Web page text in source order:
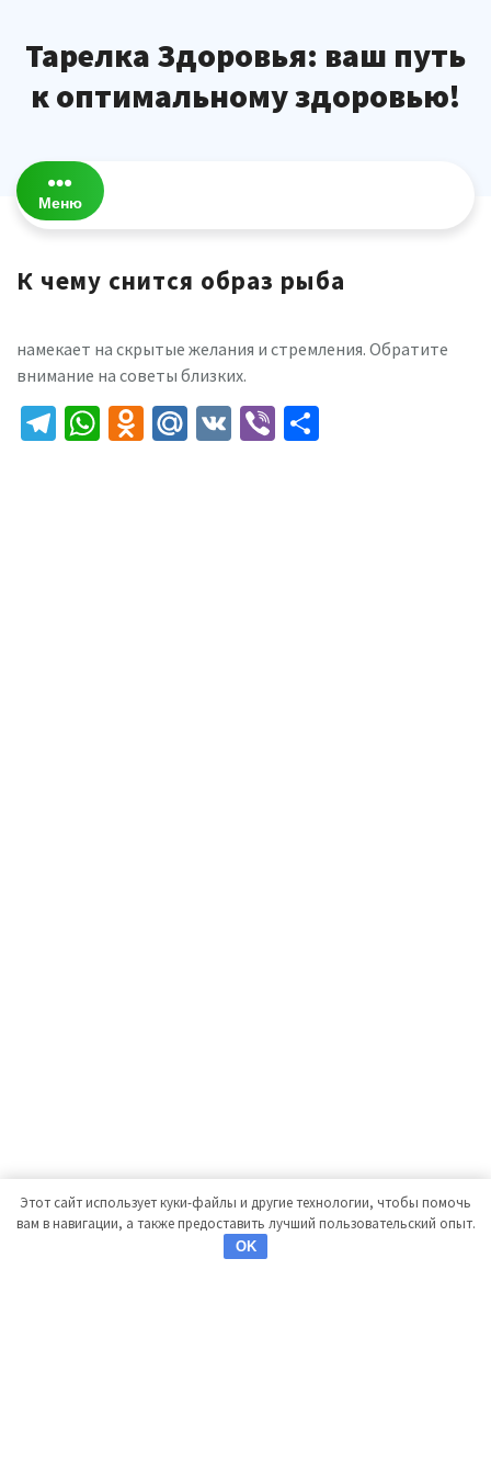
содержимому
Тарелка Здоровья: ваш путь
к оптимальному здоровью!
Меню
К чему снится образ рыба
намекает на скрытые желания и стремления. Обратите
внимание на советы близких.
Telegram
WhatsApp
Odnoklassniki
Mail.Ru
VK Viber
Этот сайт использует куки-файлы и другие технологии, чтобы помочь
вам в навигации, а также предоставить лучший пользовательский опыт.
OK